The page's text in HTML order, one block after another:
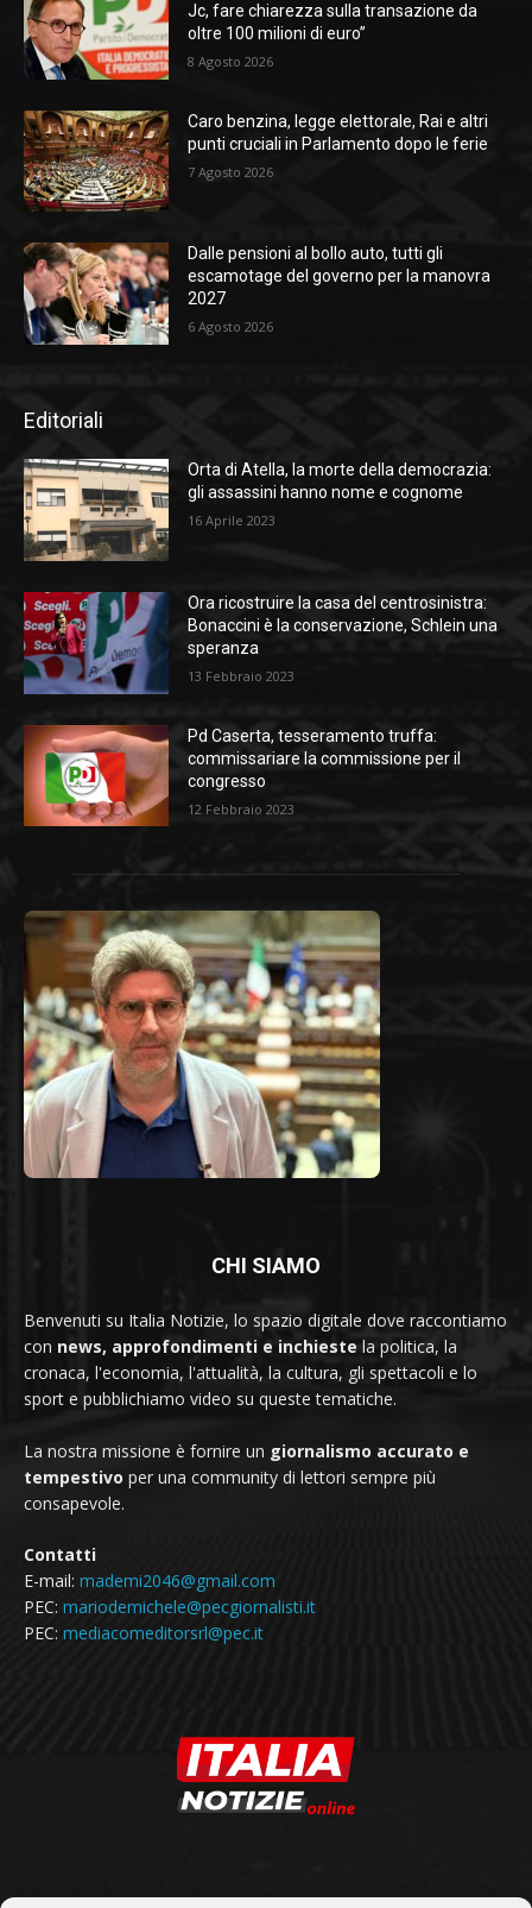
Jc, fare chiarezza sulla transazione da
oltre 100 milioni di euro”
8 Agosto 2026
Caro benzina, legge elettorale, Rai e altri
punti cruciali in Parlamento dopo le ferie
7 Agosto 2026
Dalle pensioni al bollo auto, tutti gli
escamotage del governo per la manovra
2027
6 Agosto 2026
Editoriali
Orta di Atella, la morte della democrazia:
gli assassini hanno nome e cognome
16 Aprile 2023
Ora ricostruire la casa del centrosinistra:
Bonaccini è la conservazione, Schlein una
speranza
13 Febbraio 2023
Pd Caserta, tesseramento truffa:
commissariare la commissione per il
congresso
12 Febbraio 2023
CHI SIAMO
Benvenuti su Italia Notizie, lo spazio digitale dove raccontiamo
con news, approfondimenti e inchieste la politica, la
cronaca, l'economia, l'attualità, la cultura, gli spettacoli e lo
sport e pubblichiamo video su queste tematiche.
La nostra missione è fornire un giornalismo accurato e
tempestivo per una community di lettori sempre più
consapevole.
Contatti
E-mail: mademi2046@gmail.com
PEC: mariodemichele@pecgiornalisti.it
PEC: mediacomeditorsrl@pec.it